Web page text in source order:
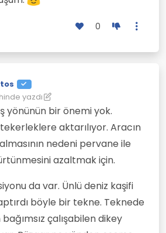
0
yazdı8 Mar 2022 13:38
yönünün bir önemi yok.
aktarılıyor. Aracın
nedeni pervane ile
azaltmak için.
da var. Ünlü deniz kaşifi
böyle bir tekne. Teknede
çalışabilen dikey